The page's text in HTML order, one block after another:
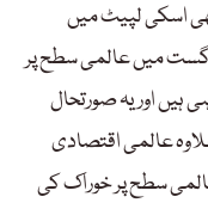
اسکی لپیٹ میں
میں عالمی سطح پر
ہیں اور یہ صورتحال
عالمی اقتصادی
سطح پر خوراک کی